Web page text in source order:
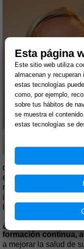
quiropráctico es como
el disco duro y el
mantenimiento. ¿Qué
incluye el tipo de
los niveles.
¿Qué características
formación continua,
a mejorar la salud de
Esta página
Este sitio web utiliza
almacenan y recuperan
estas tecnologías
como, por ejemplo,
sobre tus hábitos de
se muestra el
estas tecnologías se